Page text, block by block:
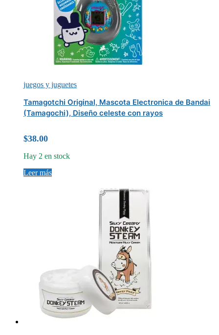
juegos y juguetes
Tamagotchi Original, Mascota Electronica de Bandai
(Tamagochi), Diseño celeste con rayos
$38.00
Hay 2 en stock
Leer más